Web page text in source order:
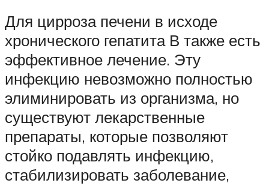
Для цирроза печени в исходе
хронического гепатита В также есть
эффективное лечение. Эту
инфекцию невозможно полностью
элиминировать из организма, но
существуют лекарственные
препараты, которые позволяют
стойко подавлять инфекцию,
стабилизировать заболевание,